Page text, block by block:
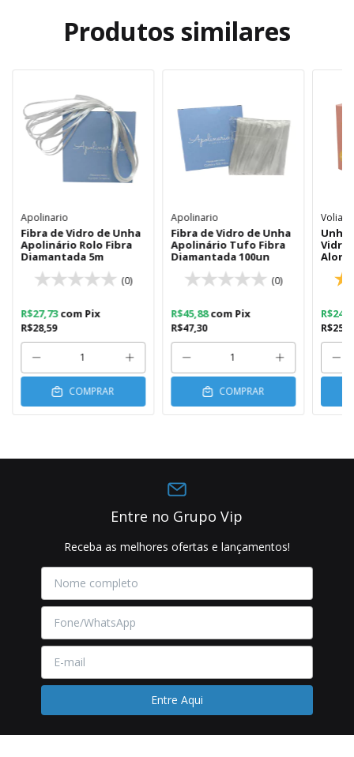
Produtos similares
Apolinario
Fibra de Vidro de Unha
Apolinário Rolo Fibra
Diamantada 5m
(0)
R$28,59
R$27,73com Pix
COMPRAR
Apolinario
Fibra de Vidro de Unha
Apolinário Tufo Fibra
Diamantada 100un
(0)
R$47,30
R$45,88com Pix
COMPRAR
Volia
Vidro
Entre no Grupo Vip
Receba as melhores ofertas e lançamentos!